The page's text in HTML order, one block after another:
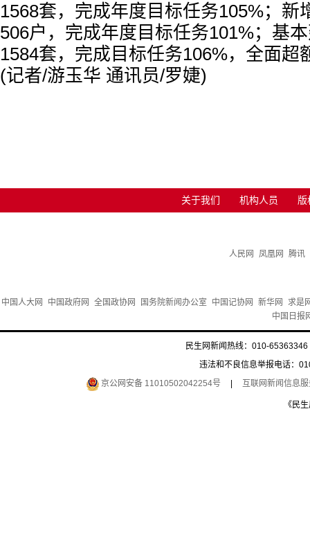
1568套，完成年度目标任务105%；新
506户，完成年度目标任务101%；基
1584套，完成目标任务106%，全面超
(记者/游玉华 通讯员/罗婕)
关于我们 机构人员 版
人民网 凤凰网 腾讯
中国人大网 中国政府网 全国政协网 国务院新闻办公室 中国记协网 新华网
求是
中国日报
民生网新闻热线：010-
违法和不良信息举报电话：
京公网安备 11010502042254号
互联网新闻信息
《民